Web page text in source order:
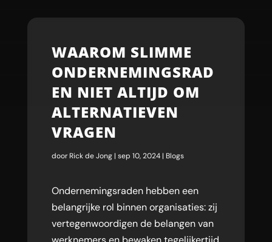
WAAROM SLIMME
ONDERNEMINGSRAD
EN NIET ALTIJD OM
ALTERNATIEVEN
VRAGEN
doorRick de Jong| sep 10, 2024| Blogs
Ondernemingsraden hebben een
belangrijke rol binnen organisaties: zij
vertegenwoordigen de belangen van